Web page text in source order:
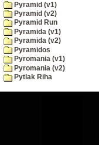
Pyramid (v1)
Pyramid (v2)
Pyramid Run
Pyramida (v1)
Pyramida (v2)
Pyramidos
Pyromania (v1)
Pyromania (v2)
Pytlak Riha